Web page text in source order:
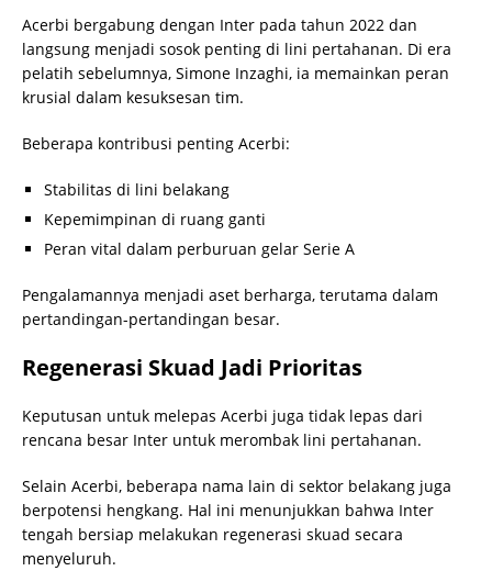
Acerbi bergabung dengan Inter pada tahun 2022 dan
langsung menjadi sosok penting di lini pertahanan. Di era
pelatih sebelumnya, Simone Inzaghi, ia memainkan peran
krusial dalam kesuksesan tim.
Beberapa kontribusi penting Acerbi:
Stabilitas di lini belakang
Kepemimpinan di ruang ganti
Peran vital dalam perburuan gelar Serie A
Pengalamannya menjadi aset berharga, terutama dalam
pertandingan-pertandingan besar.
Regenerasi Skuad Jadi Prioritas
Keputusan untuk melepas Acerbi juga tidak lepas dari
rencana besar Inter untuk merombak lini pertahanan.
Selain Acerbi, beberapa nama lain di sektor belakang juga
berpotensi hengkang. Hal ini menunjukkan bahwa Inter
tengah bersiap melakukan regenerasi skuad secara
menyeluruh.